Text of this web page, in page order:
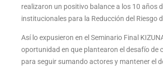
realizaron un positivo balance a los 10 años
institucionales para la Reducción del Riesgo
Así lo expusieron en el Seminario Final
oportunidad en que plantearon el desafío de
para seguir sumando actores y mantener el